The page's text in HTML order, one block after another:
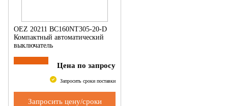
OEZ 20211 BC160NT305-20-D
Компактный автоматический
выключатель
Цена по запросу
Запросить сроки поставки
Запросить цену/сроки